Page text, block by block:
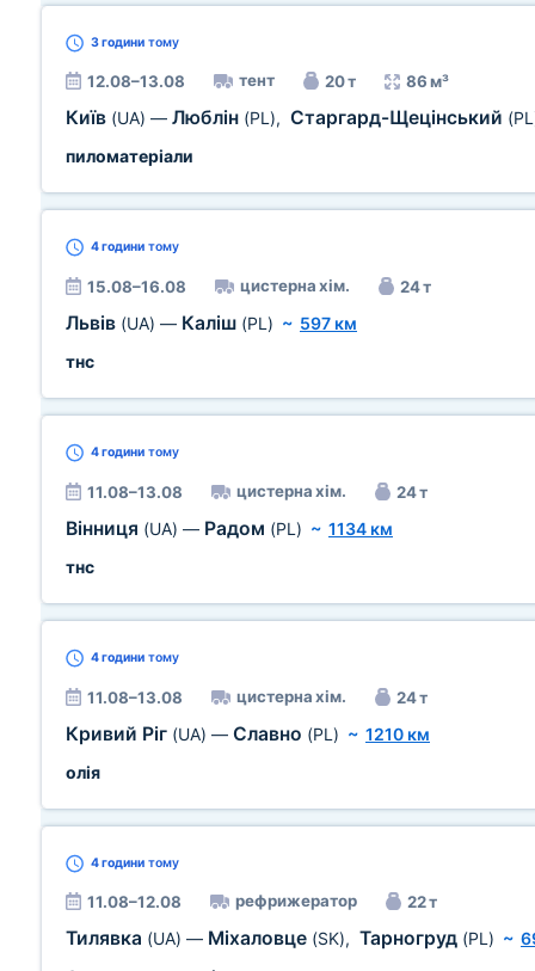
3 години тому
12.08–13.08 тент 20 т 86 м³
Київ (UA) — Люблін (PL), Старгард-Щецінський
пиломатеріали
4 години тому
15.08–16.08 цистерна хім. 24 т
Львів (UA) — Каліш (PL) ~ 597 км
тнс
4 години тому
11.08–13.08 цистерна хім. 24 т
Вінниця (UA) — Радом (PL) ~ 1134 км
тнс
4 години тому
11.08–13.08 цистерна хім. 24 т
Кривий Ріг (UA) — Славно (PL) ~ 1210 км
олія
4 години тому
11.08–12.08 рефрижератор 22 т
Тилявка (UA) — Міхаловце (SK), Тарногруд (PL) ~